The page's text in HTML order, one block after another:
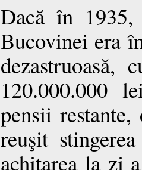
Dacă în
Bucovinei era
dezastruoasă,
120.000.000
pensii restante,
reuşit
achitarea la zi